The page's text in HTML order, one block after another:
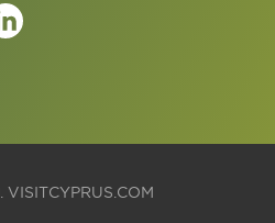
VISITCYPRUS.COM